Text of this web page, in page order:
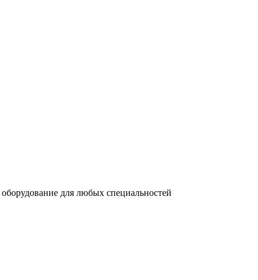
оборудование для любых специальностей